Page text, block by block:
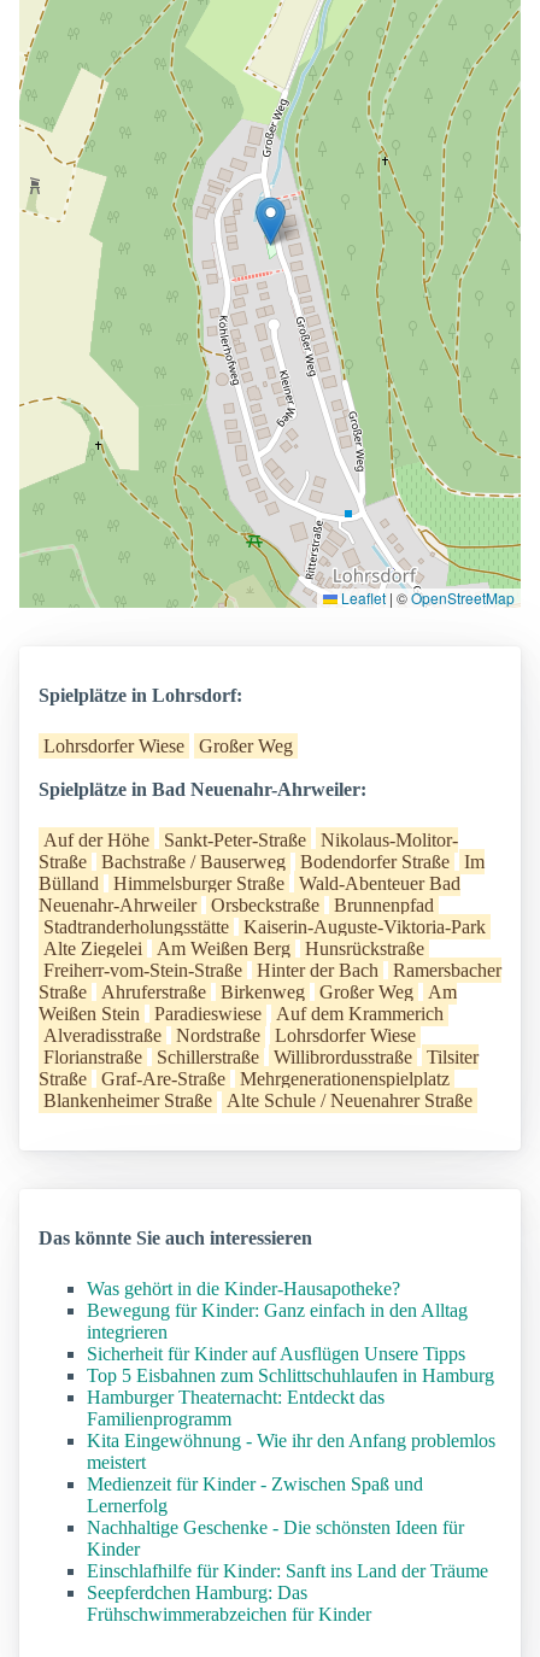
Leaflet | ©OpenStreetMap
Spielplätze in Lohrsdorf:
Lohrsdorfer Wiese Großer Weg
Spielplätze in Bad Neuenahr-Ahrweiler:
Auf der Höhe Sankt-Peter-Straße
Nikolaus-Molitor-
Straße
Bachstraße / Bauserweg Bodendorfer Straße
Im
Bülland
Himmelsburger Straße
Wald-Abenteuer Bad
Neuenahr-Ahrweiler
Orsbeckstraße
Brunnenpfad
Stadtranderholungsstätte
Kaiserin-Auguste-Viktoria-Park
Alte Ziegelei
Am Weißen Berg
Hunsrückstraße
Freiherr-vom-Stein-Straße
Hinter der Bach
Ramersbacher
Straße
Ahruferstraße Birkenweg Großer Weg
Am
Weißen Stein
Paradieswiese
Auf dem Krammerich
Alveradisstraße
Nordstraße
Lohrsdorfer Wiese
Florianstraße
Schillerstraße Willibrordusstraße
Tilsiter
Straße
Graf-Are-Straße
Mehrgenerationenspielplatz
Blankenheimer Straße
Alte Schule / Neuenahrer Straße
Das könnte Sie auch interessieren
Was gehört in die Kinder-Hausapotheke?
Bewegung für Kinder: Ganz einfach in den Alltag
integrieren
Sicherheit für Kinder auf Ausflügen Unsere Tipps
Top 5 Eisbahnen zum Schlittschuhlaufen in Hamburg
Hamburger Theaternacht: Entdeckt das
Familienprogramm
Kita Eingewöhnung - Wie ihr den Anfang problemlos
meistert
Medienzeit für Kinder - Zwischen Spaß und
Lernerfolg
Nachhaltige Geschenke - Die schönsten Ideen für
Kinder
Einschlafhilfe für Kinder: Sanft ins Land der Träume
Seepferdchen Hamburg: Das
Frühschwimmerabzeichen für Kinder